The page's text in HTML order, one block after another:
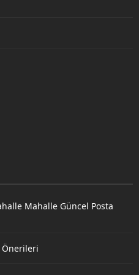
Mahalle Güncel Posta
Önerileri